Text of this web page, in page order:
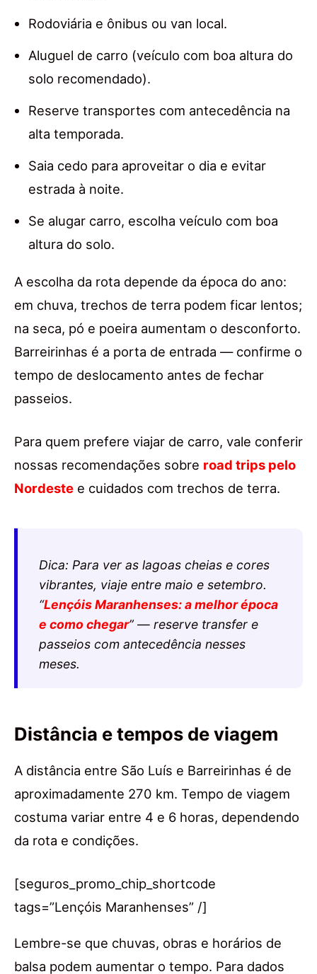
Rodoviária e ônibus ou van local.
Aluguel de carro (veículo com boa altura do
solo recomendado).
Reserve transportes com antecedência na
alta temporada.
Saia cedo para aproveitar o dia e evitar
estrada à noite.
Se alugar carro, escolha veículo com boa
altura do solo.
A escolha da rota depende da época do ano:
em chuva, trechos de terra podem ficar lentos;
na seca, pó e poeira aumentam o desconforto.
Barreirinhas é a porta de entrada — confirme o
tempo de deslocamento antes de fechar
passeios.
Para quem prefere viajar de carro, vale conferir
nossas recomendações sobre road trips pelo
Nordeste e cuidados com trechos de terra.
Dica: Para ver as lagoas cheias e cores
vibrantes, viaje entre maio e setembro.
“Lençóis Maranhenses: a melhor época
e como chegar” — reserve transfer e
passeios com antecedência nesses
meses.
Distância e tempos de viagem
A distância entre São Luís e Barreirinhas é de
aproximadamente 270 km. Tempo de viagem
costuma variar entre 4 e 6 horas, dependendo
da rota e condições.
[seguros_promo_chip_shortcode
tags=”Lençóis Maranhenses” /]
Lembre-se que chuvas, obras e horários de
balsa podem aumentar o tempo. Para dados